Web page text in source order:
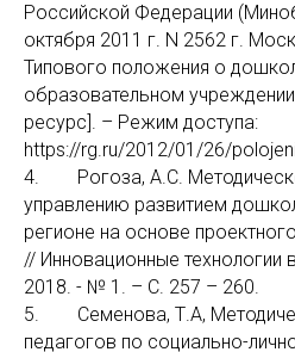
Российской Федерации
октября 2011 г. N 2562 г.
Типового положения о
образовательном
ресурс]. – Режим доступа:
https://rg.ru/2012/01/26/
4. Рогоза, А.С.
управлению развитием
регионе на основе
// Инновационные технологии
2018. - № 1. – С. 257 – 260.
5. Семенова, Т.А,
педагогов по социально-